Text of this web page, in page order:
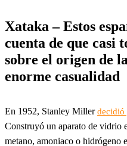
Xataka – Estos
cuenta de que casi
sobre el origen de
enorme casualidad
En 1952, Stanley Millerdecidió
Construyó un aparato de vidrio
metano, amoniaco o hidrógeno